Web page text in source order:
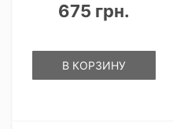
675 грн.
В КОРЗИНУ